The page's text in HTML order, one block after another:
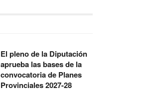
El pleno de la Diputación
aprueba las bases de la
convocatoria de Planes
Provinciales 2027-28